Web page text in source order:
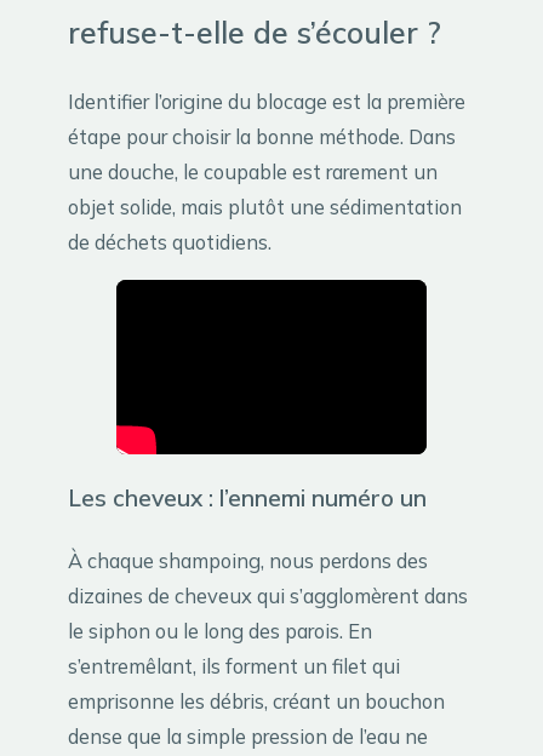
refuse-t-elle de s’écouler ?
Identifier l’origine du blocage est la première
étape pour choisir la bonne méthode. Dans
une douche, le coupable est rarement un
objet solide, mais plutôt une sédimentation
de déchets quotidiens.
Les cheveux : l’ennemi numéro un
À chaque shampoing, nous perdons des
dizaines de cheveux qui s’agglomèrent dans
le siphon ou le long des parois. En
s’entremêlant, ils forment un filet qui
emprisonne les débris, créant un bouchon
dense que la simple pression de l’eau ne